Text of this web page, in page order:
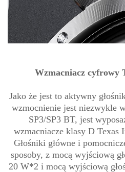
Wzmacniacz cyfrowy
Jako że jest to aktywny
wzmocnienie jest niezwykle
SP3/SP3 BT, jest
wzmacniacze klasy D Texas
Głośniki główne i
sposoby, z mocą wyjściową
20 W*2 i mocą wyjściową